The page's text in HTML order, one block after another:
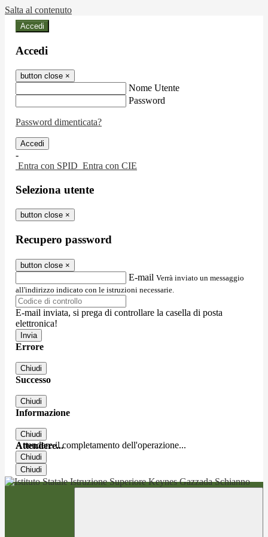
Salta al contenuto
Accedi
Accedi
button close ×
Nome Utente
Password
Password dimenticata?
-
Entra con SPID Entra con CIE
Seleziona utente
button close ×
Recupero password
button close ×
E-mail Verrà inviato un messaggio
all'indirizzo indicato con le istruzioni necessarie.
E-mail inviata, si prega di controllare la casella di posta
elettronica!
Errore
Chiudi
Successo
Chiudi
Informazione
Chiudi
Attendere...
Attendere il completamento dell'operazione...
Chiudi
Chiudi